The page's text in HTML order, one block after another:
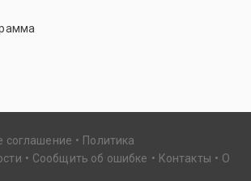
соглашение
Политика
Сообщить об ошибке Контакты
О